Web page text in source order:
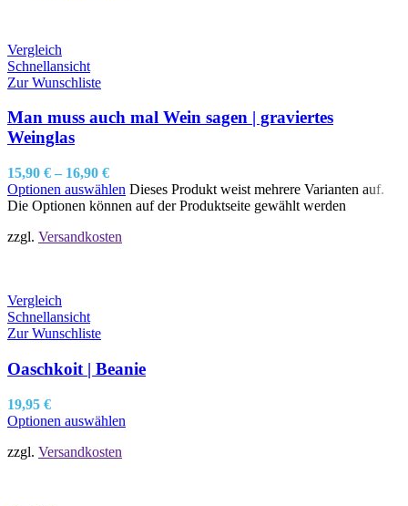
Vergleich
Schnellansicht
Zur Wunschliste
Man muss auch mal Wein sagen | graviertes
Weinglas
15,90 € – 16,90 €
Optionen auswählen Dieses Produkt weist mehrere Varianten auf.
Die Optionen können auf der Produktseite gewählt werden
zzgl. Versandkosten
Vergleich
Schnellansicht
Zur Wunschliste
Oaschkoit | Beanie
19,95 €
Optionen auswählen
zzgl. Versandkosten